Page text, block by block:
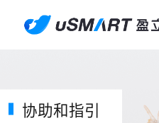
协助和指引